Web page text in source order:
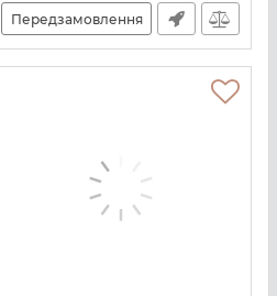
Передзамовлення